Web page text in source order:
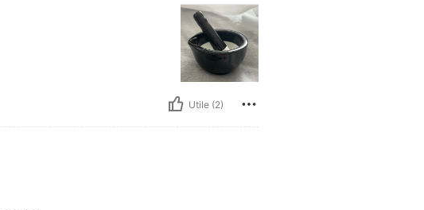
Utile (2)